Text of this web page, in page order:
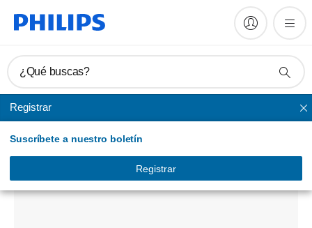
¿Qué buscas?
Registrar
Suscríbete a nuestro boletín
Registrar
MediaSuite